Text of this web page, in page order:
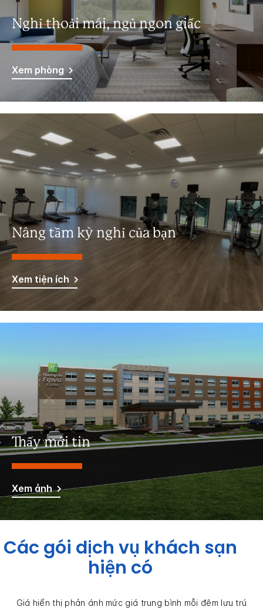
Nghỉ thoải mái, ngủ ngon giấc
Xem phòng
Nâng tầm kỳ nghỉ của bạn
Xem tiện ích
Thấy mới tin
Xem ảnh
Các gói dịch vụ khách sạn
hiện có
Giá hiển thị phản ánh mức giá trung bình mỗi đêm lưu trú